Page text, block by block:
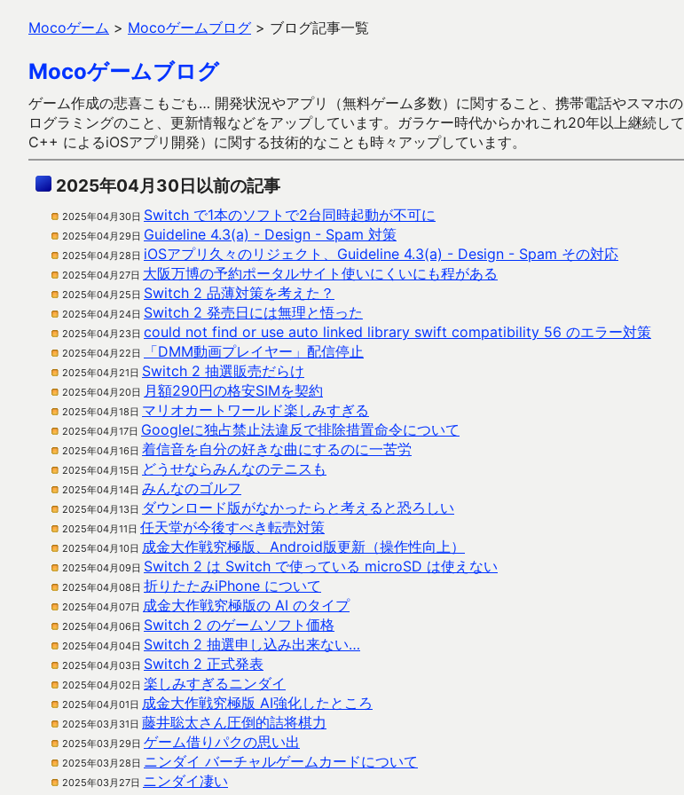
Mocoゲーム > Mocoゲームブログ > ブログ記事一覧
Mocoゲームブログ
ゲーム作成の悲喜こもごも… 開発状況やアプリ（無料ゲーム多数）に関すること、携帯電話やスマ
ログラミングのこと、更新情報などをアップしています。ガラケー時代からかれこれ20年以上継続
C++ によるiOSアプリ開発）に関する技術的なことも時々アップしています。
2025年04月30日以前の記事
2025年04月30日 Switch で1本のソフトで2台同時起動が不可に
2025年04月29日 Guideline 4.3(a) - Design - Spam 対策
2025年04月28日 iOSアプリ久々のリジェクト、Guideline 4.3(a) - Design - Spam その対応
2025年04月27日 大阪万博の予約ポータルサイト使いにくいにも程がある
2025年04月25日 Switch 2 品薄対策を考えた？
2025年04月24日 Switch 2 発売日には無理と悟った
2025年04月23日 could not find or use auto linked library swift compatibility 56 のエラー対策
2025年04月22日 「DMM動画プレイヤー」配信停止
2025年04月21日 Switch 2 抽選販売だらけ
2025年04月20日 月額290円の格安SIMを契約
2025年04月18日 マリオカートワールド楽しみすぎる
2025年04月17日 Googleに独占禁止法違反で排除措置命令について
2025年04月16日 着信音を自分の好きな曲にするのに一苦労
2025年04月15日 どうせならみんなのテニスも
2025年04月14日 みんなのゴルフ
2025年04月13日 ダウンロード版がなかったらと考えると恐ろしい
2025年04月11日 任天堂が今後すべき転売対策
2025年04月10日 成金大作戦究極版、Android版更新（操作性向上）
2025年04月09日 Switch 2 は Switch で使っている microSD は使えない
2025年04月08日 折りたたみiPhone について
2025年04月07日 成金大作戦究極版の AI のタイプ
2025年04月06日 Switch 2 のゲームソフト価格
2025年04月04日 Switch 2 抽選申し込み出来ない…
2025年04月03日 Switch 2 正式発表
2025年04月02日 楽しみすぎるニンダイ
2025年04月01日 成金大作戦究極版 AI強化したところ
2025年03月31日 藤井聡太さん圧倒的詰将棋力
2025年03月29日 ゲーム借りパクの思い出
2025年03月28日 ニンダイ バーチャルゲームカードについて
2025年03月27日 ニンダイ凄い